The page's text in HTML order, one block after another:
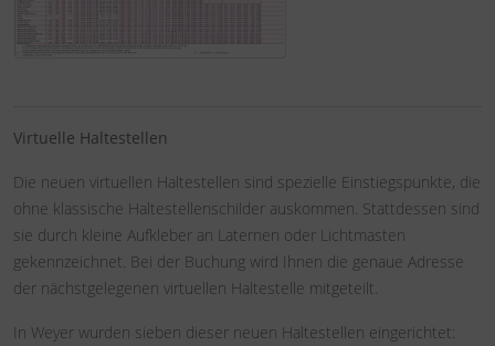
Virtuelle Haltestellen
Die neuen virtuellen Haltestellen sind spezielle Einstiegspunkte, die
ohne klassische Haltestellenschilder auskommen. Stattdessen sind
sie durch kleine Aufkleber an Laternen oder Lichtmasten
gekennzeichnet. Bei der Buchung wird Ihnen die genaue Adresse
der nächstgelegenen virtuellen Haltestelle mitgeteilt.
In Weyer wurden sieben dieser neuen Haltestellen eingerichtet: